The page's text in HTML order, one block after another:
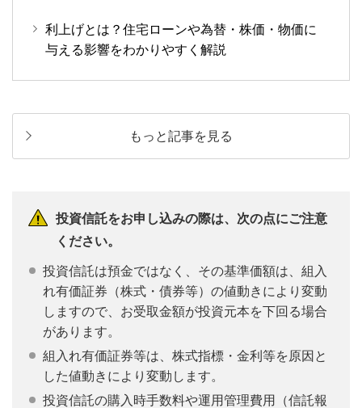
利上げとは？住宅ローンや為替・株価・物価に
与える影響をわかりやすく解説
もっと記事を見る
投資信託をお申し込みの際は、次の点にご注意
ください。
投資信託は預金ではなく、その基準価額は、組入
れ有価証券（株式・債券等）の値動きにより変動
しますので、お受取金額が投資元本を下回る場合
があります。
組入れ有価証券等は、株式指標・金利等を原因と
した値動きにより変動します。
投資信託の購入時手数料や運用管理費用（信託報